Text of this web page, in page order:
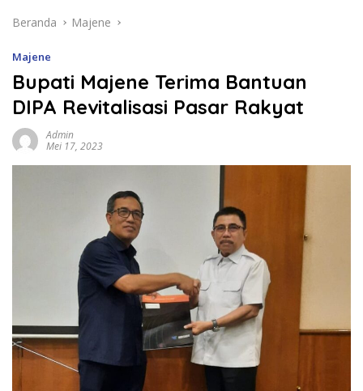
Beranda Majene
Majene
Bupati Majene Terima Bantuan
DIPA Revitalisasi Pasar Rakyat
Admin
Mei 17, 2023